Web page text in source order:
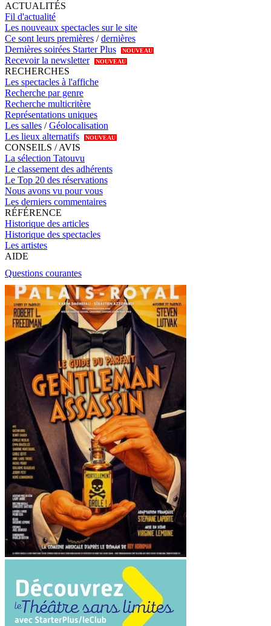
ACTUALITÉS
Fil d'actualité
Les nouveaux spectacles sur le site
Ce sont leurs premières /dernières
Dernières soirées Starter Plus
NOUVEAU
Recevoir la newsletter NOUVEAU
RECHERCHES
Les spectacles à l'affiche
Recherche par genre
Recherche multicritère
Représentations uniques
Les salles /Géolocalisation
Les lieux alternatifs
NOUVEAU
CONSEILS / AVIS
La sélection Tatouvu
Le classement des adhérents
Le Top 20 des réservations
Nous avons vu pour vous
Les derniers commentaires
RÉFÉRENCE
Historique des articles
Historique des spectacles
Les artistes
AIDE
Questions courantes